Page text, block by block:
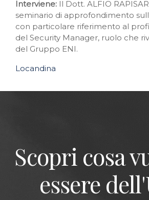
Interviene: Il Dott. ALFIO
seminario di approfondimento
con particolare riferimento al
del Security Manager, ruolo che
del Gruppo ENI.
Locandina
Scopri cosa
essere